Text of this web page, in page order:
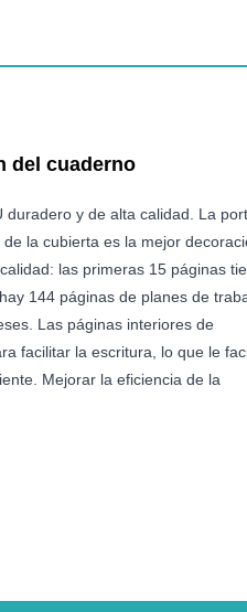
del cuaderno
y de alta calidad. La
la cubierta es la mejor
las primeras 15 páginas
144 páginas de planes de
Las páginas interiores de
facilitar la escritura, lo que le
Mejorar la eficiencia de la